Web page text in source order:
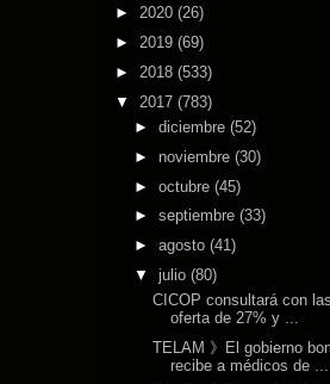
► 2020 (26)
► 2019 (69)
► 2018 (533)
▼ 2017 (783)
► diciembre (52)
► noviembre (30)
► octubre (45)
► septiembre (33)
► agosto (41)
▼ julio (80)
CICOP consultará con
oferta de 27% y ...
TELAM 》El gobierno
recibe a médicos de ...